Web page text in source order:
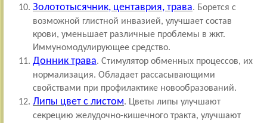
Золототысячник, центаврия, трава. Борется с
возможной глистной инвазией, улучшает состав
крови, уменьшает различные проблемы в жкт.
Иммуномодулирующее средство.
Донник трава. Стимулятор обменных процессов, их
нормализация. Обладает рассасывающими
свойствами при профилактике новообразований.
Липы цвет с листом. Цветы липы улучшают
секрецию желудочно-кишечного тракта, улучшают